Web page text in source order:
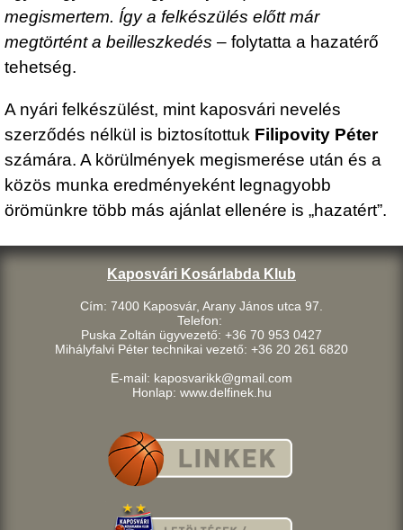
megismertem. Így a felkészülés előtt már
megtörtént a beilleszkedés – folytatta a hazatérő
tehetség.
A nyári felkészülést, mint kaposvári nevelés
szerződés nélkül is biztosítottuk Filipovity Péter
számára. A körülmények megismerése után és a
közös munka eredményeként legnagyobb
örömünkre több más ajánlat ellenére is „hazatért”.
Kaposvári Kosárlabda Klub
Cím: 7400 Kaposvár, Arany János utca 97.
Telefon:
Puska Zoltán ügyvezető: +36 70 953 0427
Mihályfalvi Péter technikai vezető: +36 20 261 6820
E-mail: kaposvarikk@gmail.com
Honlap: www.delfinek.hu